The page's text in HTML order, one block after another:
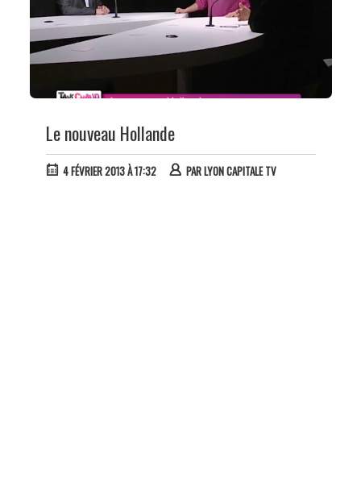
Le nouveau Hollande
4 FÉVRIER 2013 À 17:32 PARLYON CAPITALE TV